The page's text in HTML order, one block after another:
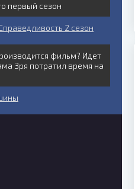
первый сезон
2 сезон
фильм? Идет
Зря потратил время на